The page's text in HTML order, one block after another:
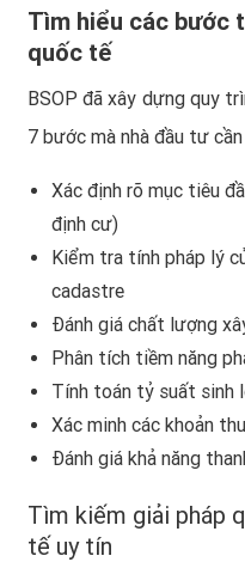
Tìm hiểu các bước
quốc tế
BSOP đã xây dựng quy
7 bước mà nhà đầu tư
Xác định rõ mục tiêu
định cư)
Kiểm tra tính pháp lý
cadastre
Đánh giá chất lượng
Phân tích tiềm năng
Tính toán tỷ suất sinh
Xác minh các khoản
Đánh giá khả năng
Tìm kiếm giải pháp
tế uy tín